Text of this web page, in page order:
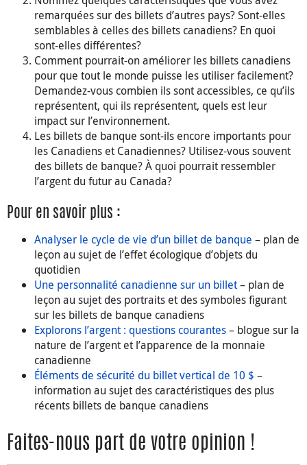
remarquées sur des billets d’autres pays? Sont-elles
semblables à celles des billets canadiens? En quoi
sont-elles différentes?
Comment pourrait-on améliorer les billets canadiens
pour que tout le monde puisse les utiliser facilement?
Demandez-vous combien ils sont accessibles, ce qu’ils
représentent, qui ils représentent, quels est leur
impact sur l’environnement.
Les billets de banque sont-ils encore importants pour
les Canadiens et Canadiennes? Utilisez-vous souvent
des billets de banque? À quoi pourrait ressembler
l’argent du futur au Canada?
Pour en savoir plus :
Analyser le cycle de vie d’un billet de banque – plan de
leçon au sujet de l’effet écologique d’objets du
quotidien
Une personnalité canadienne sur un billet– plan de
leçon au sujet des portraits et des symboles figurant
sur les billets de banque canadiens
Explorons l’argent : questions courantes– blogue sur la
nature de l’argent et l’apparence de la monnaie
canadienne
Éléments de sécurité du billet vertical de 10 $ –
information au sujet des caractéristiques des plus
récents billets de banque canadiens
Faites-nous part de votre opinion !